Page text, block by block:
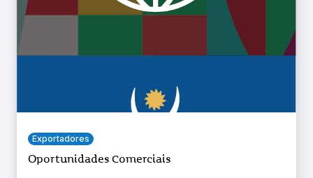
Exportadores
Oportunidades Comerciais